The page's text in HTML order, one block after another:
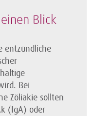
Blick
entzündliche
Bei
Zöliakie sollten
(IgA) oder